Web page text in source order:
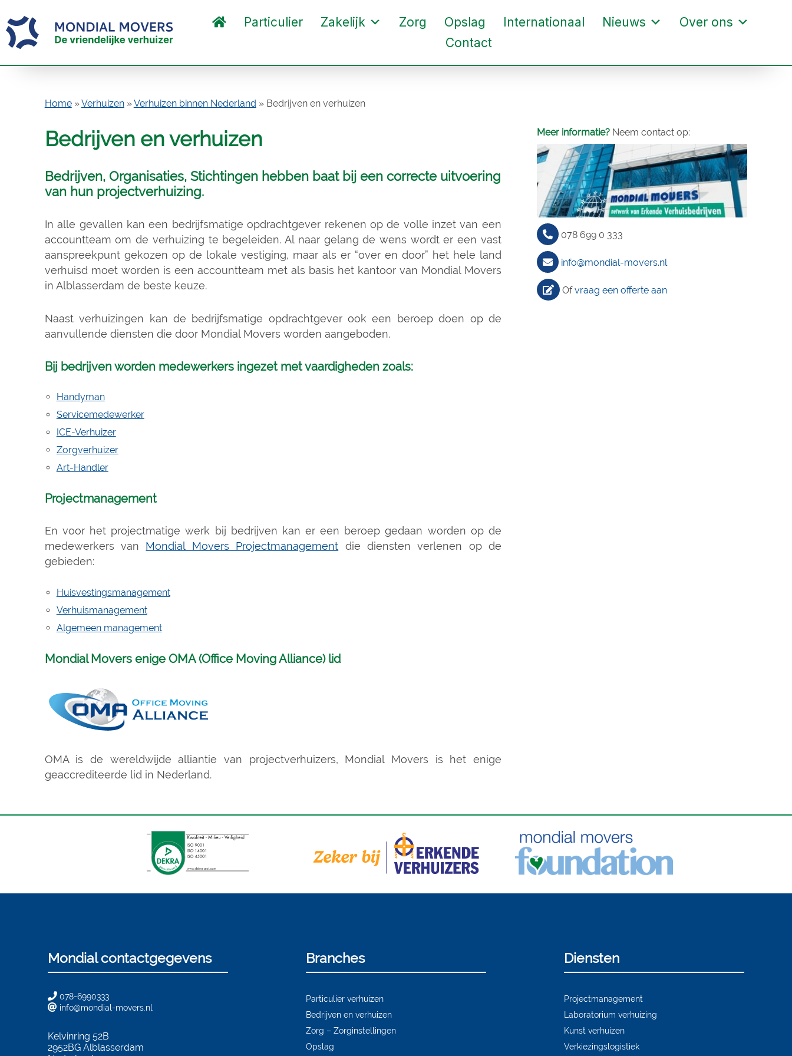
Particulier Zakelijk Zorg Opslag Internationaal Nieuws
Over ons
Contact
Home»Verhuizen»Verhuizen binnen Nederland » Bedrijven en verhuizen
Bedrijven en verhuizen
Bedrijven, Organisaties, Stichtingen hebben baat bij een correcte uitvoering
van hun projectverhuizing.
In alle gevallen kan een bedrijfsmatige opdrachtgever rekenen op de volle inzet van een
accountteam om de verhuizing te begeleiden. Al naar gelang de wens wordt er een vast
aanspreekpunt gekozen op de lokale vestiging, maar als er “over en door” het hele land
verhuisd moet worden is een accountteam met als basis het kantoor van Mondial Movers
in Alblasserdam de beste keuze.
Naast verhuizingen kan de bedrijfsmatige opdrachtgever ook een beroep doen op de
aanvullende diensten die door Mondial Movers worden aangeboden.
Bij bedrijven worden medewerkers ingezet met vaardigheden zoals:
Handyman
Servicemedewerker
ICE-Verhuizer
Zorgverhuizer
Art-Handler
Projectmanagement
En voor het projectmatige werk bij bedrijven kan er een beroep gedaan worden op de
medewerkers van Mondial Movers Projectmanagement die diensten verlenen op de
gebieden:
Huisvestingsmanagement
Verhuismanagement
Algemeen management
Mondial Movers enige OMA (Office Moving Alliance) lid
OMA is de wereldwijde alliantie van projectverhuizers, Mondial Movers is het enige
geaccrediteerde lid in Nederland.
Meer informatie?Neem contact op:
078 699 0 333
info@mondial-movers.nl
Ofvraag een offerte aan
Mondial contactgegevens
078-6990333
info@mondial-movers.nl
Kelvinring 52B
2952BGAlblasserdam
Branches
Particulier verhuizen
Bedrijven en verhuizen
Zorg – Zorginstellingen
Opslag
Diensten
Projectmanagement
Laboratorium verhuizing
Kunst verhuizen
Verkiezingslogistiek